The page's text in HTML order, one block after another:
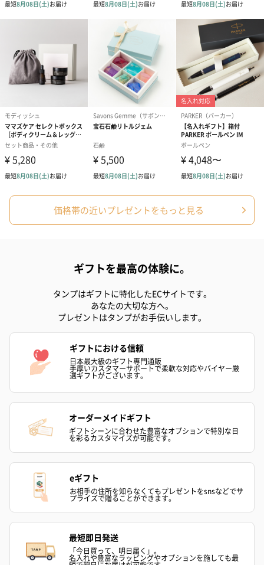
価格帯の近いプレゼントをもっと見る
ギフトを最高の体験に。
タンプはギフトに特化したECサイトです。
あなたの大切な方へ。
プレゼントはタンプがお手伝いします。
ギフトにおける信頼
日本最大級のギフト専門通販
手厚いカスタマーサポートで柔軟な対応やバイヤー厳
選ギフトがございます。
オーダーメイドギフト
ギフトシーンに合わせた豊富なオプションで特別な日
を彩るカスタマイズが可能です。
eギフト
お相手の住所を知らなくてもプレゼントをsnsなどでサ
プライズで贈ることができます。
最短即日発送
「今日買って、明日届く」。
名入れや豊富なラッピングやオプションを施しても最